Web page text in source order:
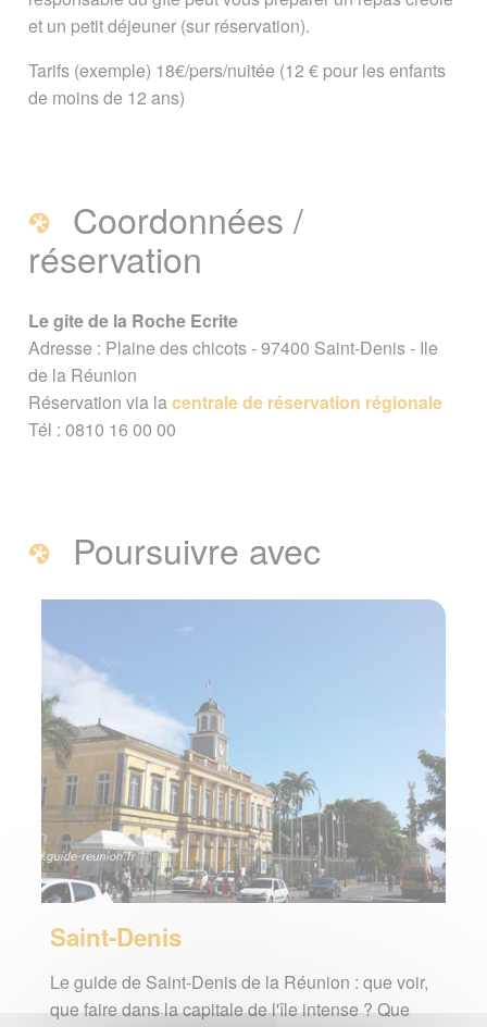
Vous êtes ici :
Accueil Guide Tourisme
Hébergement à La Réunion
/
chambres d'hôtes/Gîte de la Roche
Ecrite
et un petit déjeuner (sur réservation).
Tarifs (exemple) 18€/pers/nuitée (12 € pour les enfants
de moins de 12 ans)
Coordonnées /
réservation
Le gite de la Roche Ecrite
Adresse : Plaine des chicots - 97400 Saint-Denis - Ile
de la Réunion
Réservation via la centrale de réservation régionale
Tél : 0810 16 00 00
Poursuivre avec
Saint-Denis
Le guide de Saint-Denis de la Réunion : que voir,
que faire dans la capitale de l'île intense ? Que